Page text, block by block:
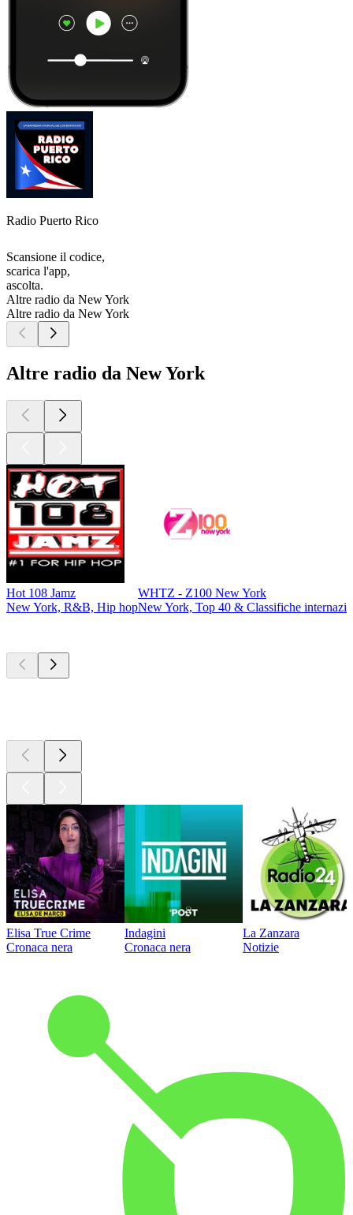
Radio Puerto Rico
Scansione il codice,
scarica l'app,
ascolta.
Altre radio da New York
Altre radio da New York
Altre radio da New York
Hot 108 Jamz
New York, R&B, Hip hop
WHTZ - Z100 New York
New York, Top 40 & Classifiche
Elisa True Crime
Cronaca nera
Indagini
Cronaca nera
La Zanzara
Notizie